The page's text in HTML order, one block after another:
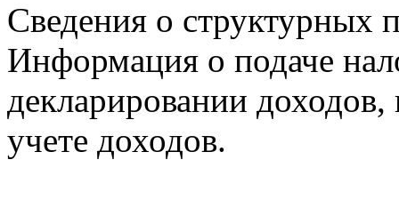
Сведения о структурных
Информация о подаче
декларировании доходов,
учете доходов.